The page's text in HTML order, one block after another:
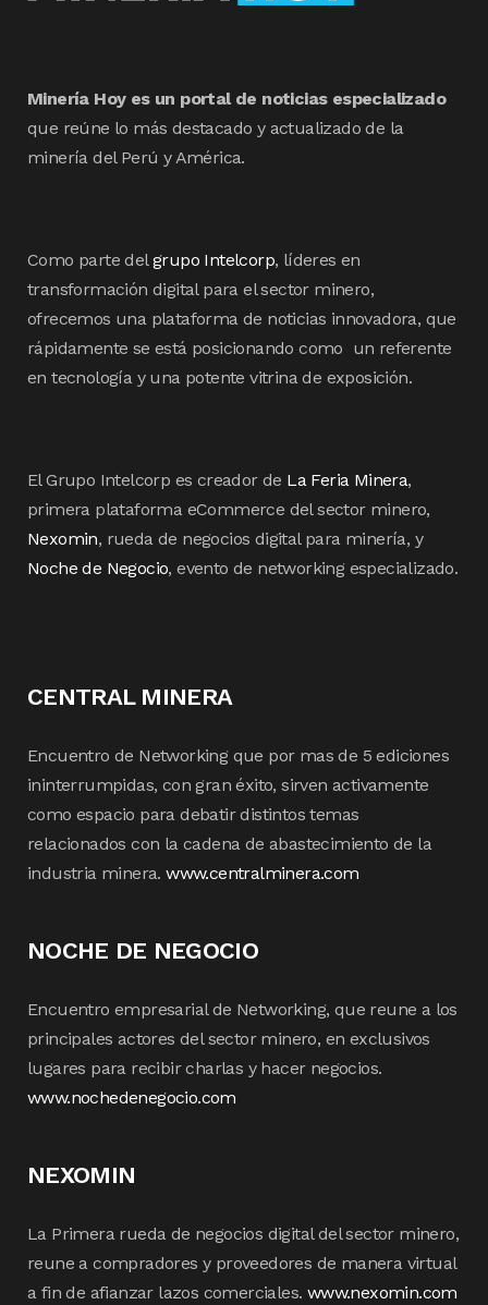
Minería Hoy es un portal de noticias especializado
que reúne lo más destacado y actualizado de la
minería del Perú y América.
Como parte delgrupo Intelcorp, líderes en
transformación digital para el sector minero,
ofrecemos una plataforma de noticias innovadora, que
rápidamente se está posicionando como un referente
en tecnología y una potente vitrina de exposición.
El Grupo Intelcorp es creador de La Feria Minera,
primera plataforma eCommerce del sector minero,
Nexomin, rueda de negocios digital para minería, y
Noche de Negocio, evento de networking especializado.
CENTRAL MINERA
Encuentro de Networking que por mas de 5 ediciones
ininterrumpidas, con gran éxito, sirven activamente
como espacio para debatir distintos temas
relacionados con la cadena de abastecimiento de la
industria minera.www.centralminera.com
NOCHE DE NEGOCIO
Encuentro empresarial de Networking, que reune a los
principales actores del sector minero, en exclusivos
lugares para recibir charlas y hacer negocios.
www.nochedenegocio.com
NEXOMIN
La Primera rueda de negocios digital del sector minero,
reune a compradores y proveedores de manera virtual
a fin de afianzar lazos comerciales. www.nexomin.com